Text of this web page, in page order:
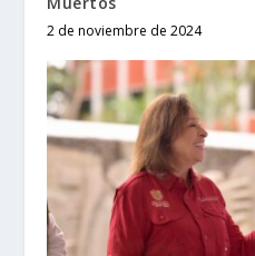
2 de noviembre de 2024